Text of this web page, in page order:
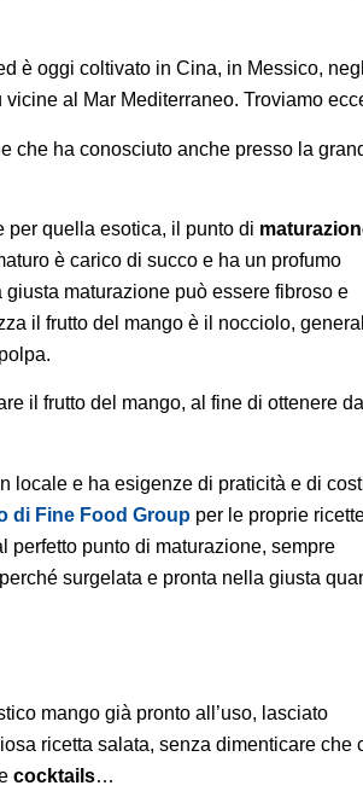
è oggi coltivato in Cina, in Messico,
al Mar Mediterraneo. Troviamo
che ha conosciuto anche presso la
per quella esotica, il punto di
è carico di succo e ha un profumo
maturazione può essere fibroso e
il frutto del mango è il nocciolo,
il frutto del mango, al fine di ottenere
locale e ha esigenze di praticità e di
di Fine Food Group per le proprie
perfetto punto di maturazione, sempre
surgelata e pronta nella giusta
mango già pronto all’uso, lasciato
ricetta salata, senza dimenticare che
cocktails…